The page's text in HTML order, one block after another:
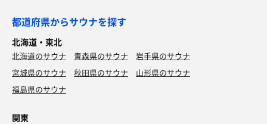
都道府県からサウナを探す
北海道・東北
北海道のサウナ 青森県のサウナ
岩手県のサウナ
宮城県のサウナ
秋田県のサウナ
山形県のサウナ
福島県のサウナ
関東